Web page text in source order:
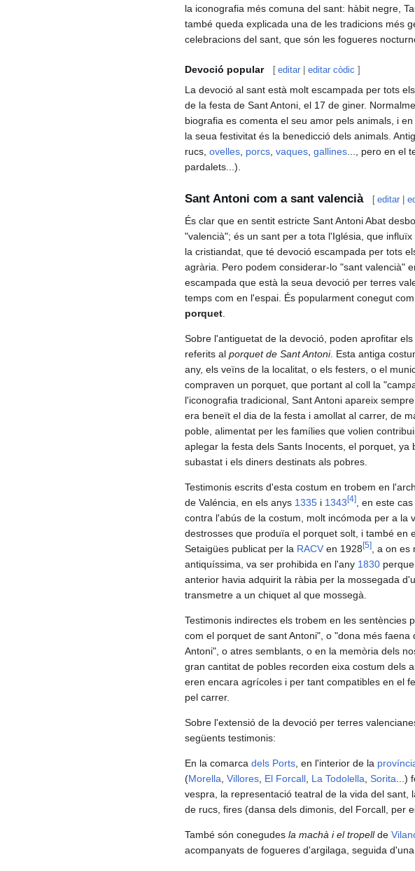
la iconografia més comuna del sant: hàbit negre,
també queda explicada una de les tradicions més
celebracions del sant, que són les fogueres
Devoció popular [ editar |editar còdic ]
La devoció al sant està molt escampada per tots
de la festa de Sant Antoni, el 17 de giner.
biografia es comenta el seu amor pels animals, i
la seua festivitat és la benedicció dels animals.
rucs, ovelles porcs vaques gallines ..., pero en el
pardalets...).
Sant Antoni com a sant valencià [ editar |
És clar que en sentit estricte Sant Antoni Abat
"valencià"; és un sant per a tota l'Iglésia, que
la cristiandat, que té devoció escampada per tots
agrària. Pero podem considerar-lo "sant valencià"
escampada que està la seua devoció per terres
temps com en l'espai. És popularment conegut com
porquet.
Sobre l'antiguetat de la devoció, poden aprofitar
referits al porquet de Sant Antoni. Esta antiga
any, els veïns de la localitat, o els festers, o el
compraven un porquet, que portant al coll la
l'iconografia tradicional, Sant Antoni apareix
era beneït el dia de la festa i amollat al carrer, de
poble, alimentat per les famílies que volien
aplegar la festa dels Sants Inocents, el porquet, ya
subastat i els diners destinats als pobres.
Testimonis escrits d'esta costum en trobem en
de Valéncia, en els anys 1335 i 1343 [4], en este
contra l'abús de la costum, molt incómoda per a la
destrosses que produïa el porquet solt, i també en
Setaigües publicat per la RACV en 1928 [5], a on es
antiquíssima, va ser prohibida en l'any 1830
anterior havia adquirit la ràbia per la mossegada
transmetre a un chiquet al que mossegà.
Testimonis indirectes els trobem en les sentències
com el porquet de sant Antoni", o "dona més faena
Antoni", o atres semblants, o en la memòria dels
gran cantitat de pobles recorden eixa costum dels
eren encara agrícoles i per tant compatibles en el
pel carrer.
Sobre l'extensió de la devoció per terres
següents testimonis:
En la comarca dels Ports, en l'interior de la
(Morella, Villores, El Forcall, La Todolella, Sorita...)
vespra, la representació teatral de la vida del
de rucs, fires (dansa dels dimonis, del Forcall, per
També són conegudes la machà i el tropellde
acompanyats de fogueres d'argilaga, seguida